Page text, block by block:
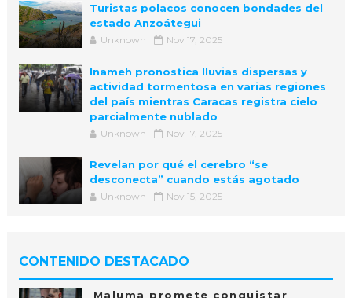
Turistas polacos conocen bondades del
estado Anzoátegui
Unknown Nov 17, 2025
Inameh pronostica lluvias dispersas y
actividad tormentosa en varias regiones
del país mientras Caracas registra cielo
parcialmente nublado
Unknown Nov 17, 2025
Revelan por qué el cerebro “se
desconecta” cuando estás agotado
Unknown Nov 15, 2025
CONTENIDO DESTACADO
Maluma promete conquistar